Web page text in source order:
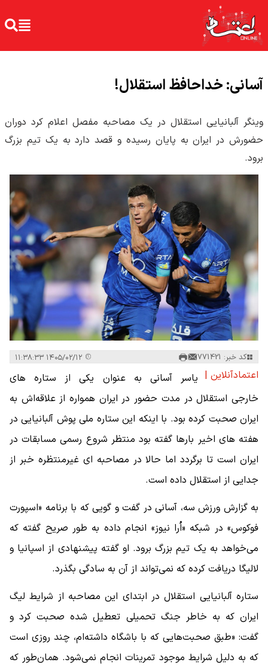
آسانی: خداحافظ استقلال!
وینگر آلبانیایی استقلال در یک مصاحبه مفصل اعلام کرد دوران
حضورش در ایران به پایان رسیده و قصد دارد به یک تیم بزرگ
برود.
کد خبر: 771421
اعتمادآنلاین | یاسر آسانی به عنوان یکی از ستاره های
خارجی استقلال در مدت حضور در ایران همواره از علاقه‌اش به
ایران صحبت کرده بود. با اینکه این ستاره ملی پوش آلبانیایی در
هفته های اخیر بارها گفته بود منتظر شروع رسمی مسابقات در
ایران است تا برگردد اما حالا در مصاحبه ای غیرمنتظره خبر از
جدایی از استقلال داده است.
به گزارش ورزش سه، آسانی در گفت و گویی که با برنامه «اسپورت
فوکوس» در شبکه «اُرا نیوز» انجام داده به طور صریح گفته که
می‌خواهد به یک تیم بزرگ برود. او گفته پیشنهادی از اسپانیا و
لالیگا دریافت کرده که نمی‌تواند از آن به سادگی بگذرد.
ستاره آلبانیایی استقلال در ابتدای این مصاحبه از شرایط لیگ
ایران که به خاطر جنگ تحمیلی تعطیل شده صحبت کرد و
گفت: «طبق صحبت‌هایی که با باشگاه داشته‌ام، چند روزی است
که به دلیل شرایط موجود تمرینات انجام نمی‌شود. همان‌طور که